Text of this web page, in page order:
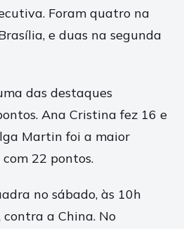
Foram quatro na
e duas na segunda
das destaques
Ana Cristina fez 16 e
Martin foi a maior
22 pontos.
no sábado, às 10h
a China. No